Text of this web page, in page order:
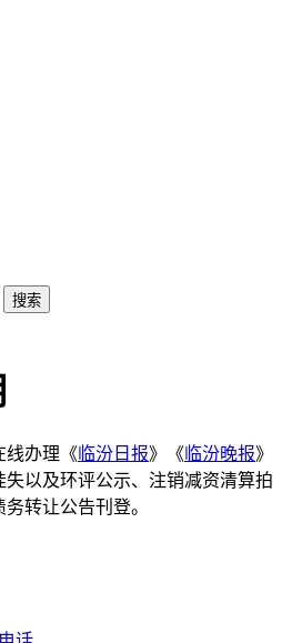
搜索
线办理《 临汾日报》《 临汾晚报》
以及环评公示、注销减资清算拍
转让公告刊登。